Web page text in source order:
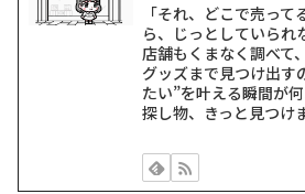
「それ、どこで売っ
ら、じっとしていられ
店舗もくまなく調べて
グッズまで見つけ出す
たい”を叶える瞬間が
探し物、きっと見つけ